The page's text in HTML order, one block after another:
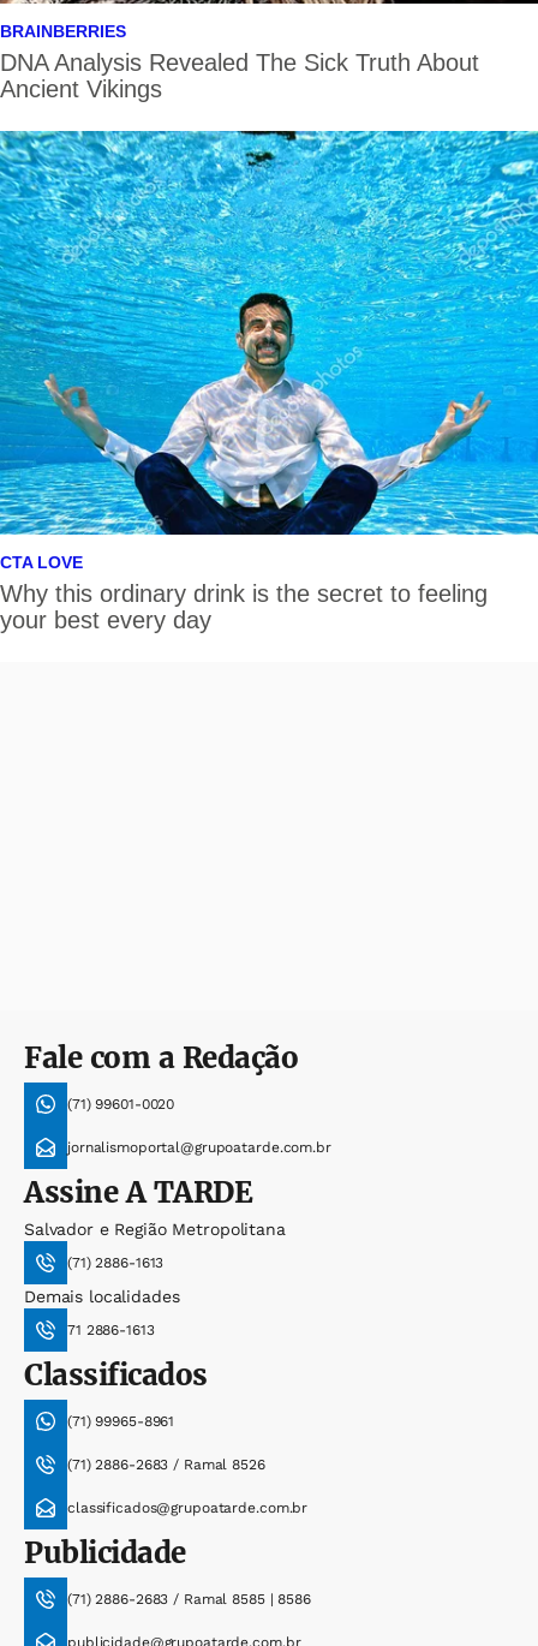
Fale com a Redação
(71) 99601-0020
jornalismoportal@grupoatarde.com.br
AssineA TARDE
Salvador e Região Metropolitana
(71) 2886-1613
Demais localidades
71 2886-1613
Classificados
(71) 99965-8961
(71) 2886-2683 / Ramal 8526
classificados@grupoatarde.com.br
Publicidade
(71) 2886-2683 / Ramal 8585 | 8586
publicidade@grupoatarde.com.br